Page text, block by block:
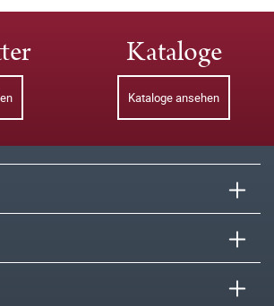
Kataloge
Kataloge ansehen